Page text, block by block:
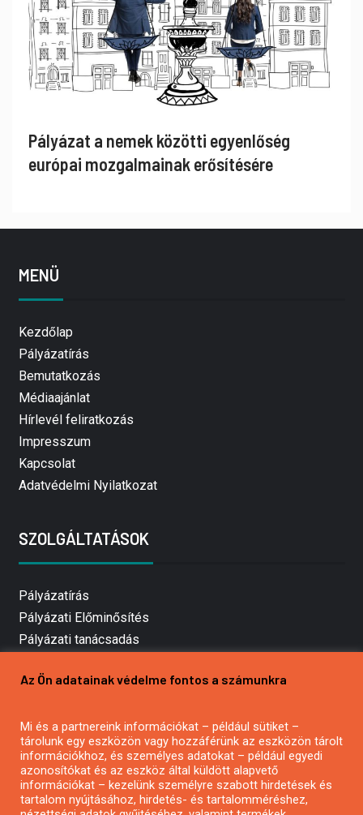
Pályázat a nemek közötti egyenlőség
európai mozgalmainak erősítésére
MENÜ
Kezdőlap
Pályázatírás
Bemutatkozás
Médiaajánlat
Hírlevél feliratkozás
Impresszum
Kapcsolat
Adatvédelmi Nyilatkozat
SZOLGÁLTATÁSOK
Pályázatírás
Pályázati Előminősítés
Pályázati tanácsadás
Mezőgazdasági pályázatírás
Pályázatírás civil szervezeteknek
Pályázatírás önkormányzatoknak
Pályázatfigyelés
Specifikus pályázatfigyelés vagy hírlevél
Az Ön adatainak védelme fontos a számunkra
Mi és a partnereink információkat – például sütiket –
tárolunk egy eszközön vagy hozzáférünk az eszközön tárolt
információkhoz, és személyes adatokat – például egyedi
azonosítókat és az eszköz által küldött alapvető
információkat – kezelünk személyre szabott hirdetések és
tartalom nyújtásához, hirdetés- és tartalomméréshez,